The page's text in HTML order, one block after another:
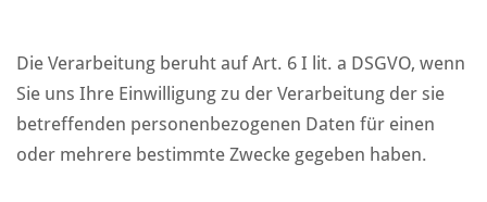
Die Verarbeitung beruht auf Art. 6 I lit. a DSGVO, wenn
Sie uns Ihre Einwilligung zu der Verarbeitung der sie
betreffenden personenbezogenen Daten für einen
oder mehrere bestimmte Zwecke gegeben haben.